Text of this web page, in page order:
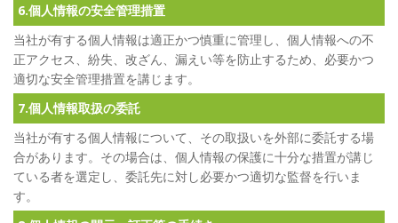
6.個人情報の安全管理措置
当社が有する個人情報は適正かつ慎重に管理し、個人情報への不
正アクセス、紛失、改ざん、漏えい等を防止するため、必要かつ
適切な安全管理措置を講じます。
7.個人情報取扱の委託
当社が有する個人情報について、その取扱いを外部に委託する場
合があります。その場合は、個人情報の保護に十分な措置が講じ
ている者を選定し、委託先に対し必要かつ適切な監督を行いま
す。